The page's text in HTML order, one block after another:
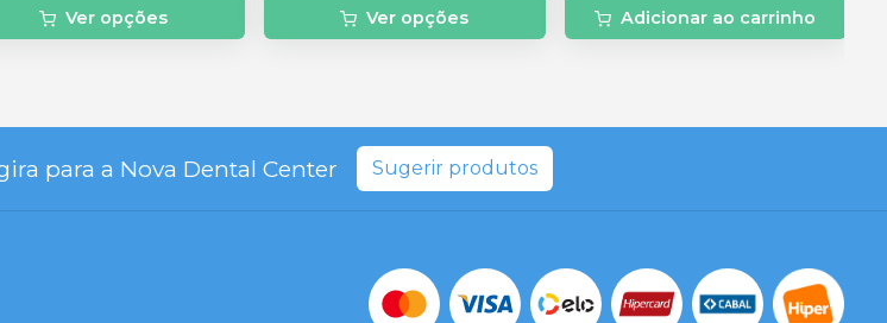
Ver opções Ver opções Adicionar ao carrinho
para a Nova Dental Center Sugerir produtos